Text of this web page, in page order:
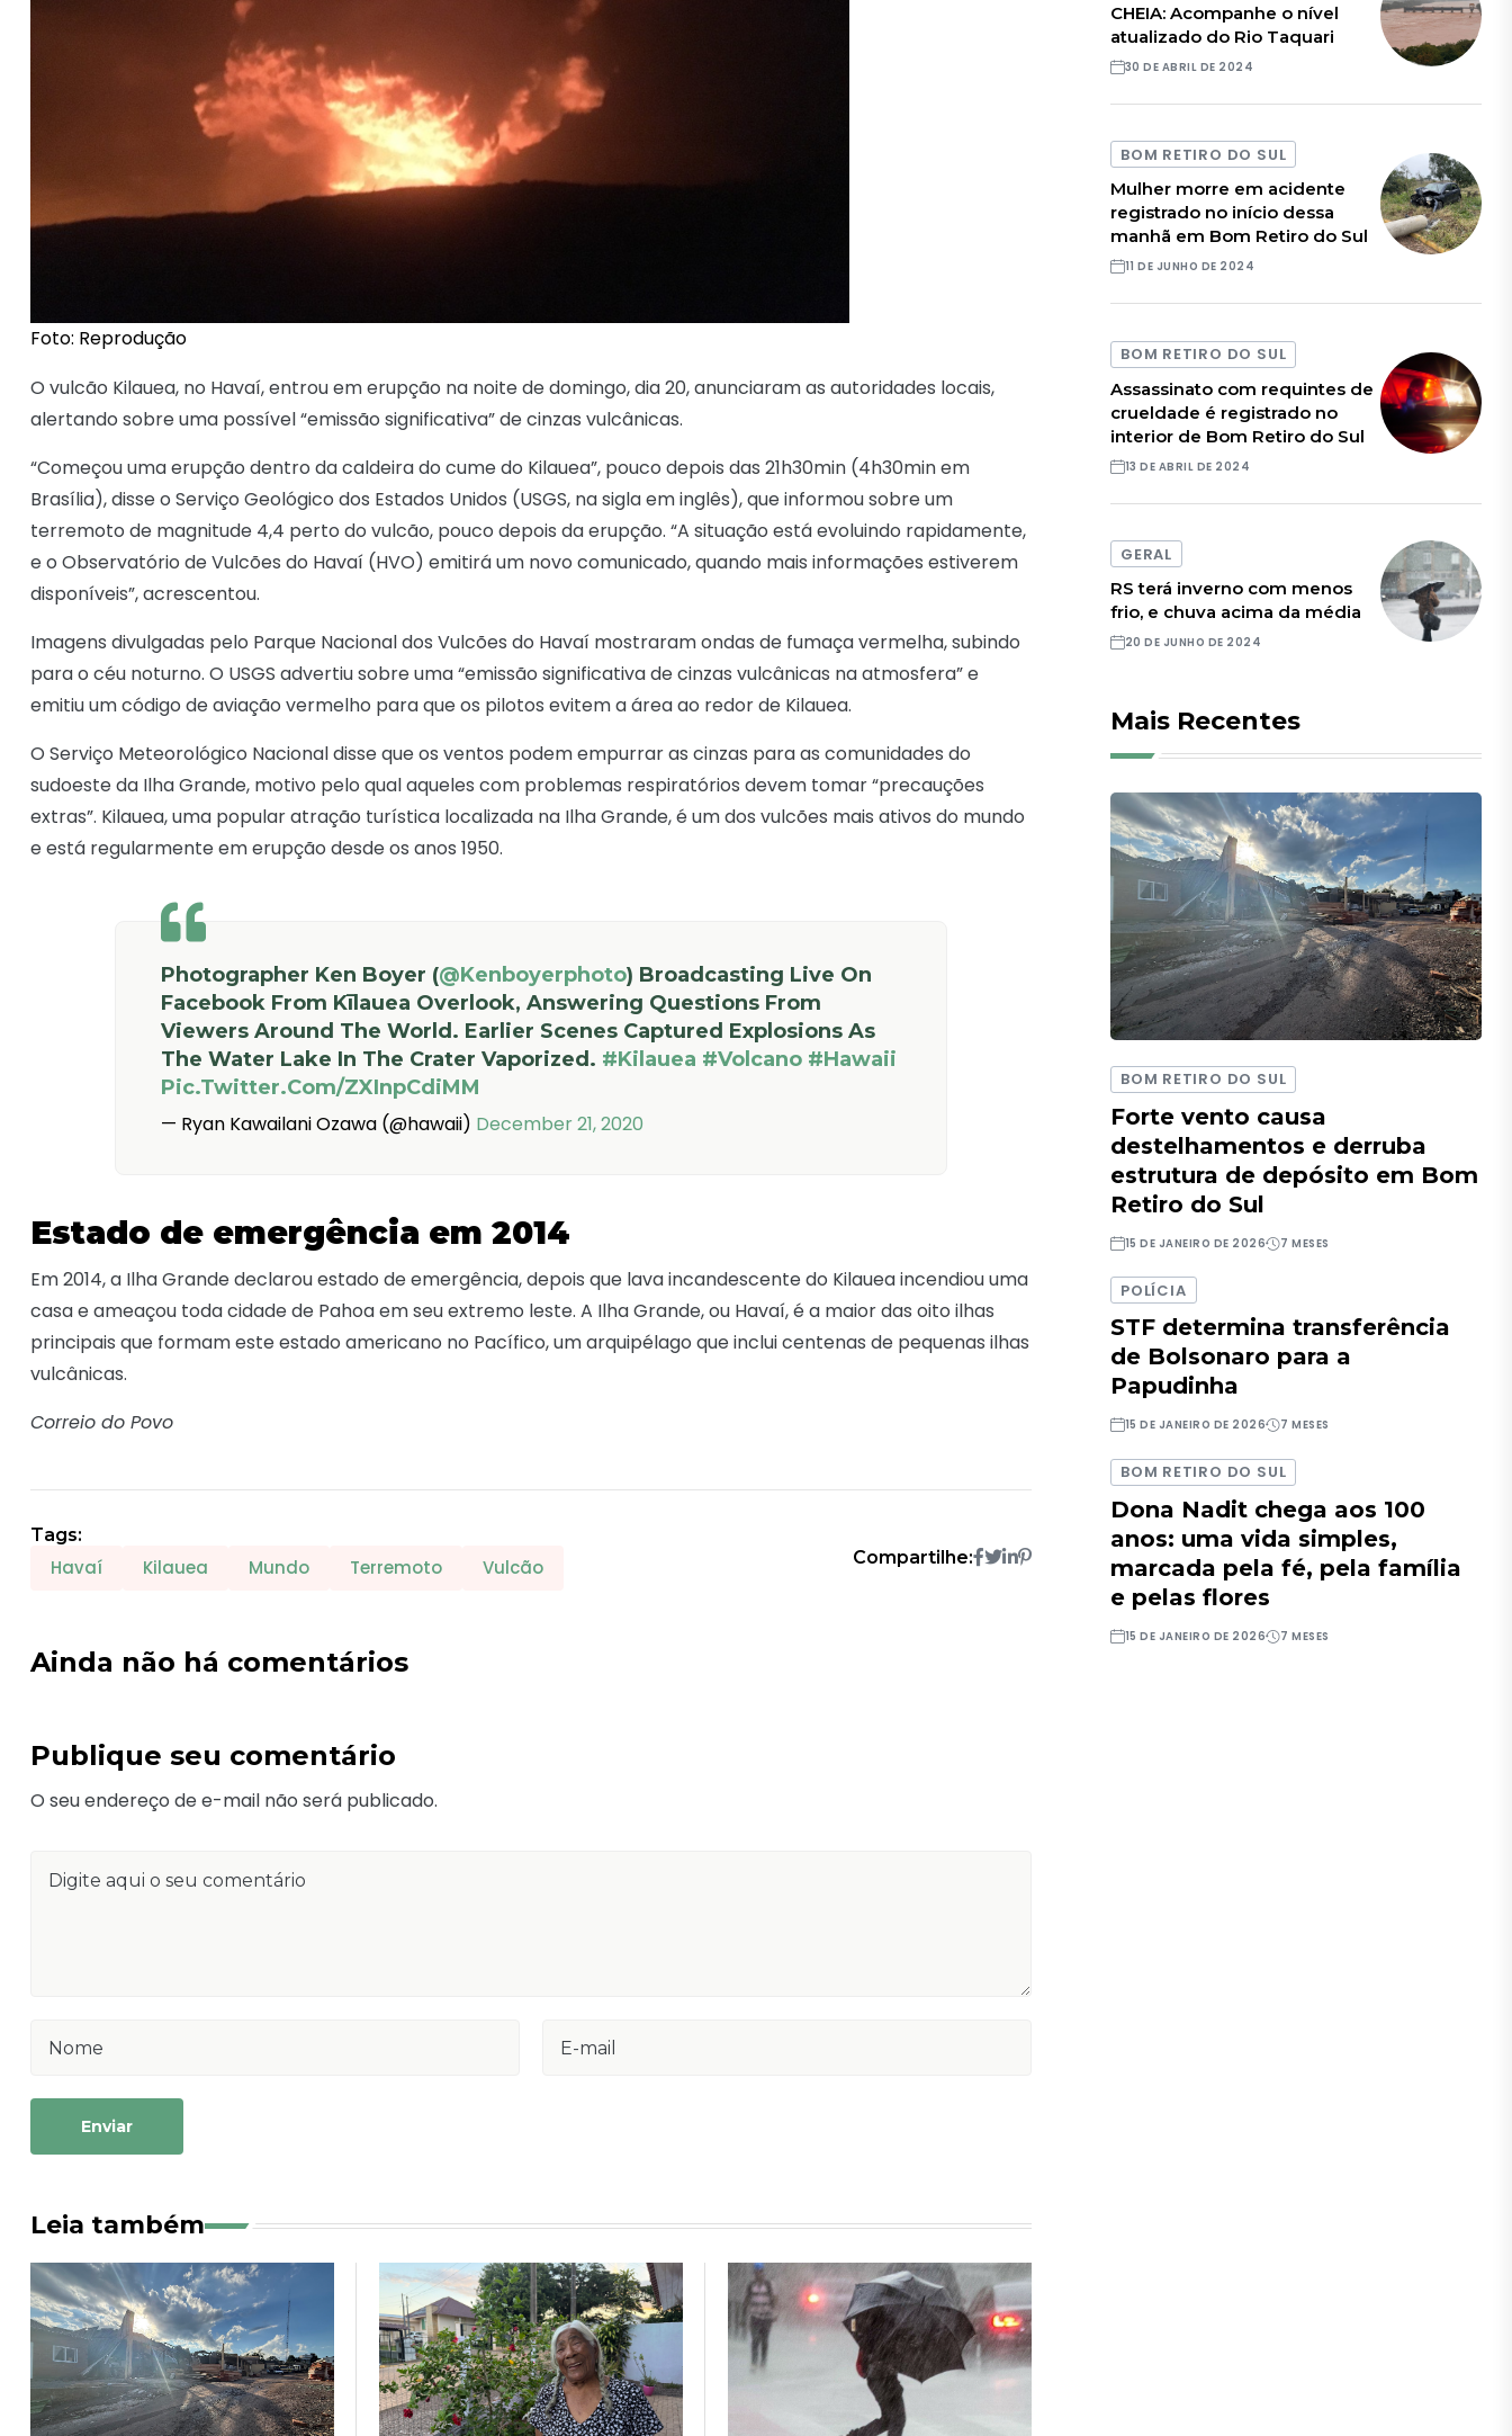
Foto: Reprodução
O vulcão Kilauea, no Havaí, entrou em erupção na noite de domingo, dia 20, anunciaram as autoridades locais,
alertando sobre uma possível “emissão significativa” de cinzas vulcânicas.
“Começou uma erupção dentro da caldeira do cume do Kilauea”, pouco depois das 21h30min (4h30min em
Brasília), disse o Serviço Geológico dos Estados Unidos (USGS, na sigla em inglês), que informou sobre um
terremoto de magnitude 4,4 perto do vulcão, pouco depois da erupção. “A situação está evoluindo rapidamente,
e o Observatório de Vulcões do Havaí (HVO) emitirá um novo comunicado, quando mais informações estiverem
disponíveis”, acrescentou.
Imagens divulgadas pelo Parque Nacional dos Vulcões do Havaí mostraram ondas de fumaça vermelha, subindo
para o céu noturno. O USGS advertiu sobre uma “emissão significativa de cinzas vulcânicas na atmosfera” e
emitiu um código de aviação vermelho para que os pilotos evitem a área ao redor de Kilauea.
O Serviço Meteorológico Nacional disse que os ventos podem empurrar as cinzas para as comunidades do
sudoeste da Ilha Grande, motivo pelo qual aqueles com problemas respiratórios devem tomar “precauções
extras”. Kilauea, uma popular atração turística localizada na Ilha Grande, é um dos vulcões mais ativos do mundo
e está regularmente em erupção desde os anos 1950.
Photographer Ken Boyer (@kenboyerphoto) Broadcasting Live On
Facebook From Kīlauea Overlook, Answering Questions From
Viewers Around The World. Earlier Scenes Captured Explosions As
The Water Lake In The Crater Vaporized. #kilauea #volcano #hawaii
Pic.twitter.com/zXInpCdiMM
— Ryan Kawailani Ozawa (@hawaii) December 21, 2020
Estado de emergência em 2014
Em 2014, a Ilha Grande declarou estado de emergência, depois que lava incandescente do Kilauea incendiou uma
casa e ameaçou toda cidade de Pahoa em seu extremo leste. A Ilha Grande, ou Havaí, é a maior das oito ilhas
principais que formam este estado americano no Pacífico, um arquipélago que inclui centenas de pequenas ilhas
vulcânicas.
Correio do Povo
Tags:
Havaí Kilauea Mundo Terremoto Vulcão Compartilhe:
Ainda não há comentários
Publique seu comentário
O seu endereço de e-mail não será publicado.
Enviar
Leia também
CHEIA: Acompanhe o nível
atualizado do Rio Taquari
30 DE ABRIL DE 2024
BOM RETIRO DO SUL
Mulher morre em acidente
registrado no início dessa
manhã em Bom Retiro do Sul
11 DE JUNHO DE 2024
BOM RETIRO DO SUL
Assassinato com requintes de
crueldade é registrado no
interior de Bom Retiro do Sul
13 DE ABRIL DE 2024
GERAL
RS terá inverno com menos
frio, e chuva acima da média
20 DE JUNHO DE 2024
Mais Recentes
BOM RETIRO DO SUL
Forte vento causa
destelhamentos e derruba
estrutura de depósito em Bom
Retiro do Sul
15 DE JANEIRO DE 2026 7 MESES
POLÍCIA
STF determina transferência
de Bolsonaro para a
Papudinha
15 DE JANEIRO DE 2026 7 MESES
BOM RETIRO DO SUL
Dona Nadit chega aos 100
anos: uma vida simples,
marcada pela fé, pela família
e pelas flores
15 DE JANEIRO DE 2026 7 MESES